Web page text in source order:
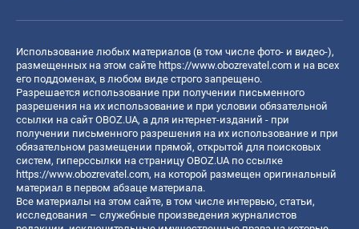
Использование любых материалов (в том числе фото- и видео-),
размещенных на этом сайте https://www.obozrevatel.com и на всех
его поддоменах, в любом виде строго запрещено.
Разрешается использование при получении письменного
разрешения на их использование и при условии обязательной
ссылки на сайт OBOZ.UA, а для интернет-изданий - при
получении письменного разрешения на их использование и при
обязательном размещении прямой, открытой для поисковых
систем, гиперссылки на страницу OBOZ.UA по ссылке
https://www.obozrevatel.com, на которой размещен оригинальный
материал в первом абзаце материала.
Все материалы на этом сайте, в том числе интервью, статьи,
исследования – служебные произведения журналистов